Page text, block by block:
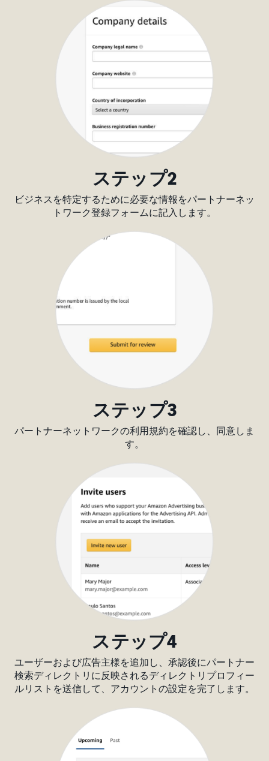
ステップ2
ビジネスを特定するために必要な情報をパートナーネッ
トワーク登録フォームに記入します。
ステップ3
パートナーネットワークの利用規約を確認し、同意しま
す。
ステップ4
ユーザーおよび広告主様を追加し、承認後にパートナー
検索ディレクトリに反映されるディレクトリプロフィー
ルリストを送信して、アカウントの設定を完了します。